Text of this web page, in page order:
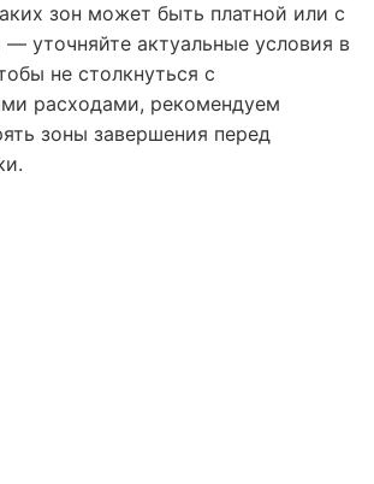
зон может быть платной или с
уточняйте актуальные условия в
не столкнуться с
расходами, рекомендуем
зоны завершения перед